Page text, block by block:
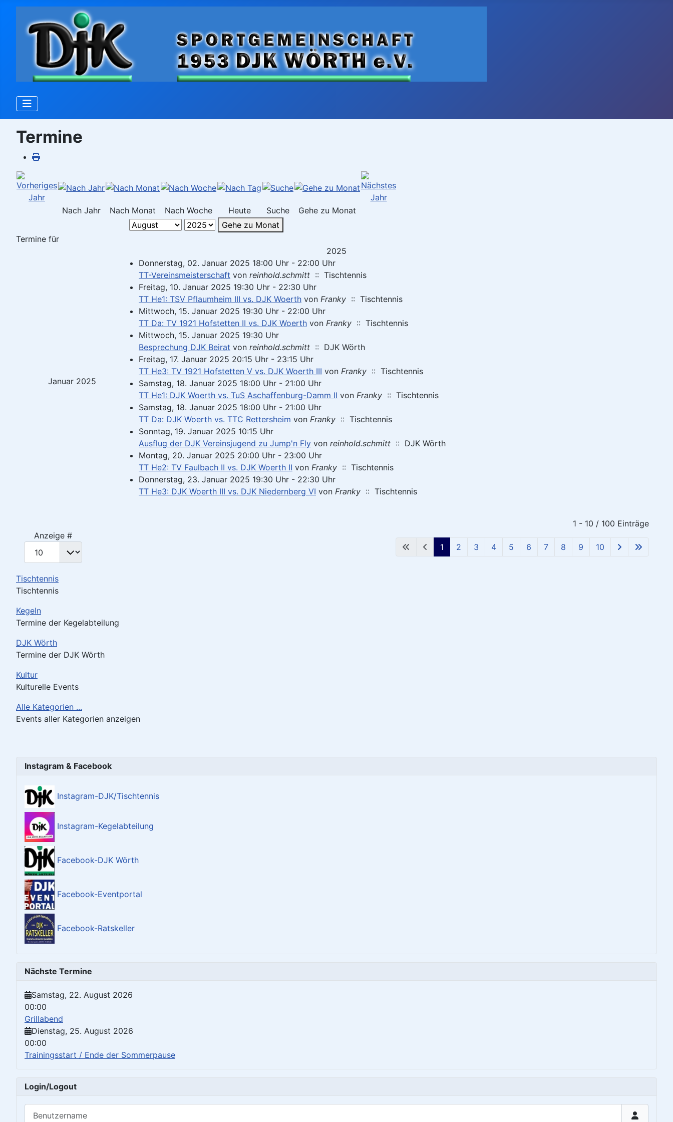
Termine
Nach Jahr Nach Monat Nach Woche Heute Suche
Gehe zu Monat
Gehe zu Monat
Termine für
2025
Januar 2025
Donnerstag, 02. Januar 2025 18:00 Uhr - 22:00 Uhr
TT-Vereinsmeisterschaft von reinhold.schmitt :: Tischtennis
Freitag, 10. Januar 2025 19:30 Uhr - 22:30 Uhr
TT He1: TSV Pflaumheim III vs. DJK Woerth von Franky :: Tischtennis
Mittwoch, 15. Januar 2025 19:30 Uhr - 22:00 Uhr
TT Da: TV 1921 Hofstetten II vs. DJK Woerth von Franky :: Tischtennis
Mittwoch, 15. Januar 2025 19:30 Uhr
Besprechung DJK Beirat von reinhold.schmitt :: DJK Wörth
Freitag, 17. Januar 2025 20:15 Uhr - 23:15 Uhr
TT He3: TV 1921 Hofstetten V vs. DJK Woerth III von Franky :: Tischtennis
Samstag, 18. Januar 2025 18:00 Uhr - 21:00 Uhr
TT He1: DJK Woerth vs. TuS Aschaffenburg-Damm II von Franky :: Tischtennis
Samstag, 18. Januar 2025 18:00 Uhr - 21:00 Uhr
TT Da: DJK Woerth vs. TTC Rettersheim von Franky :: Tischtennis
Sonntag, 19. Januar 2025 10:15 Uhr
Ausflug der DJK Vereinsjugend zu Jump'n Fly von reinhold.schmitt :: DJK Wörth
Montag, 20. Januar 2025 20:00 Uhr - 23:00 Uhr
TT He2: TV Faulbach II vs. DJK Woerth II von Franky :: Tischtennis
Donnerstag, 23. Januar 2025 19:30 Uhr - 22:30 Uhr
TT He3: DJK Woerth III vs. DJK Niedernberg VI von Franky :: Tischtennis
1 - 10 / 100 Einträge
Anzeige #
1
2 3 4 5 6 7 8 9 10
Tischtennis
Tischtennis
Kegeln
Termine der Kegelabteilung
DJK Wörth
Termine der DJK Wörth
Kultur
Kulturelle Events
Alle Kategorien ...
Events aller Kategorien anzeigen
Instagram & Facebook
Instagram-DJK/Tischtennis
Instagram-Kegelabteilung
Facebook-DJK Wörth
Facebook-Eventportal
Facebook-Ratskeller
Nächste Termine
Samstag, 22. August 2026
00:00
Grillabend
Dienstag, 25. August 2026
00:00
Trainingsstart / Ende der Sommerpause
Login/Logout